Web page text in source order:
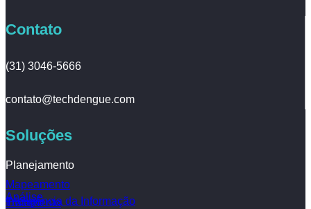
Contato
(31) 3046-5666
contato@techdengue.com
Soluções
Planejamento
Mapeamento
Análise
Tratamento
Inteligência da Informação